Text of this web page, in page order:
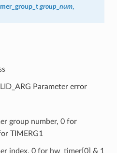
group_num,
Parameter error
group number, 0 for
TIMERG1
index, 0 for hw_timer[0] & 1